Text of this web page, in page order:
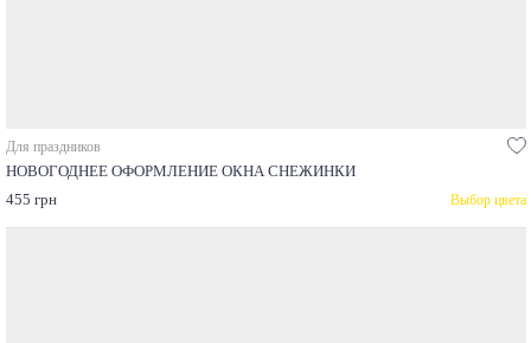
Для праздников
НОВОГОДНЕЕ ОФОРМЛЕНИЕ ОКНА СНЕЖИНКИ
455 грн
Выбор цвета